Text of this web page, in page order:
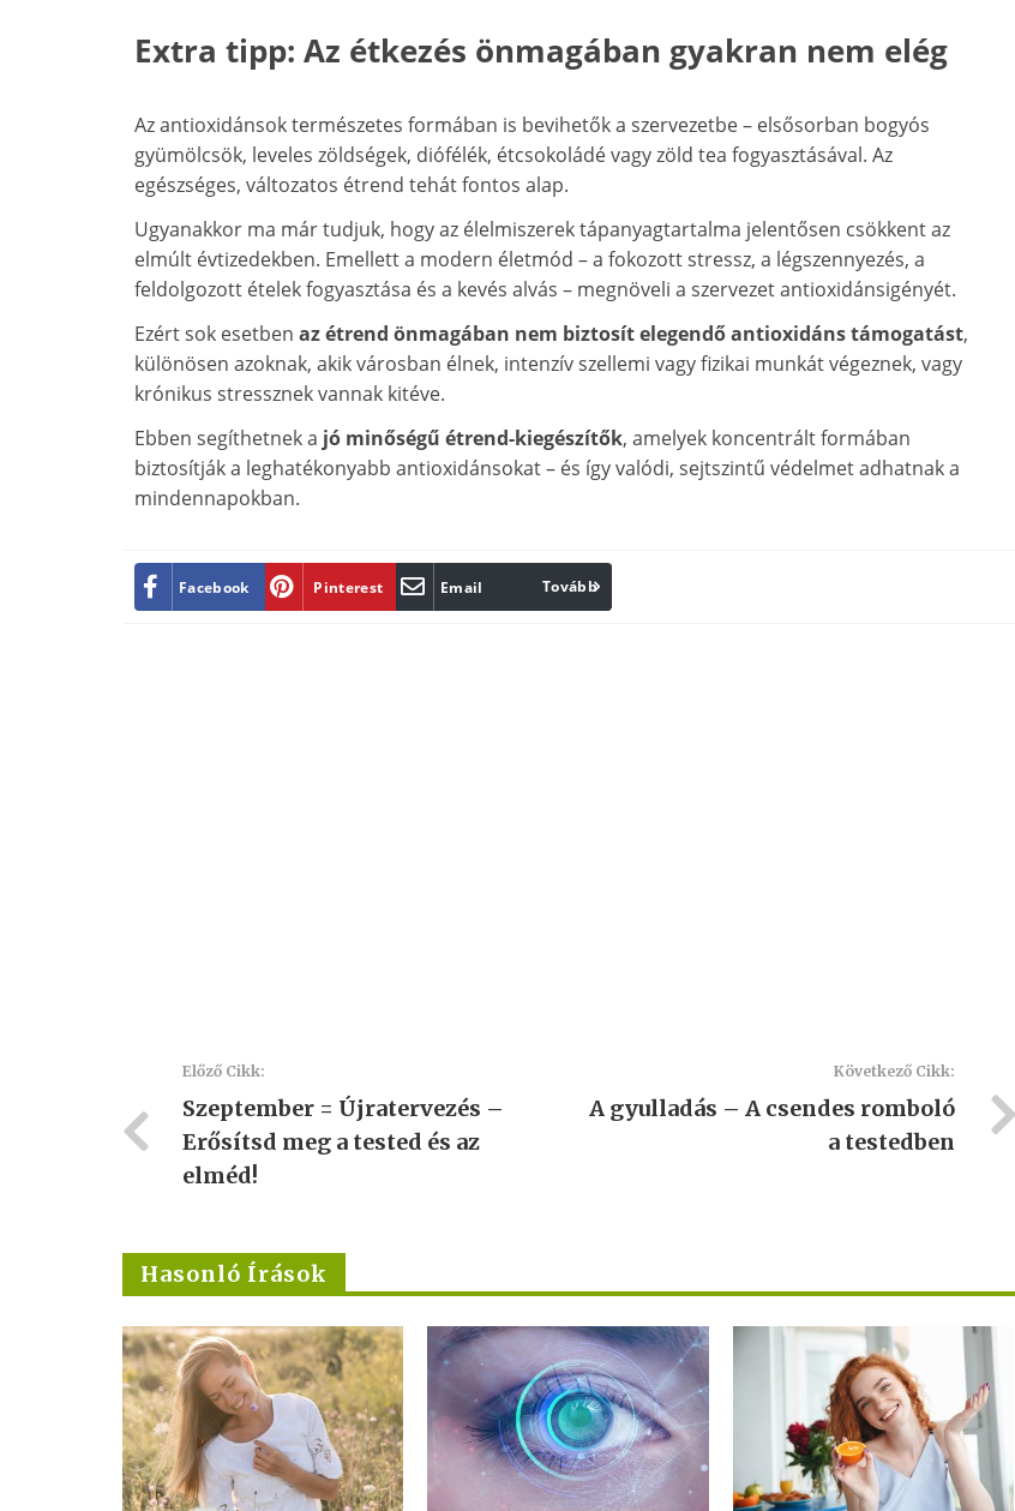
Extra tipp: Az étkezés önmagában gyakran nem elég
Az antioxidánsok természetes formában is bevihetők a szervezetbe – elsősorban bogyós
gyümölcsök, leveles zöldségek, diófélék, étcsokoládé vagy zöld tea fogyasztásával. Az
egészséges, változatos étrend tehát fontos alap.
Ugyanakkor ma már tudjuk, hogy az élelmiszerek tápanyagtartalma jelentősen csökkent az
elmúlt évtizedekben. Emellett a modern életmód – a fokozott stressz, a légszennyezés, a
feldolgozott ételek fogyasztása és a kevés alvás – megnöveli a szervezet antioxidánsigényét.
Ezért sok esetben az étrend önmagában nem biztosít elegendő antioxidáns támogatást,
különösen azoknak, akik városban élnek, intenzív szellemi vagy fizikai munkát végeznek, vagy
krónikus stressznek vannak kitéve.
Ebben segíthetnek a jó minőségű étrend-kiegészítők, amelyek koncentrált formában
biztosítják a leghatékonyabb antioxidánsokat – és így valódi, sejtszintű védelmet adhatnak a
mindennapokban.
Facebook Pinterest Email Print
Tovább
Előző Cikk:
Szeptember = Újratervezés –
Erősítsd meg a tested és az
elméd!
Következő Cikk:
A gyulladás – A csendes romboló
a testedben
Hasonló Írások